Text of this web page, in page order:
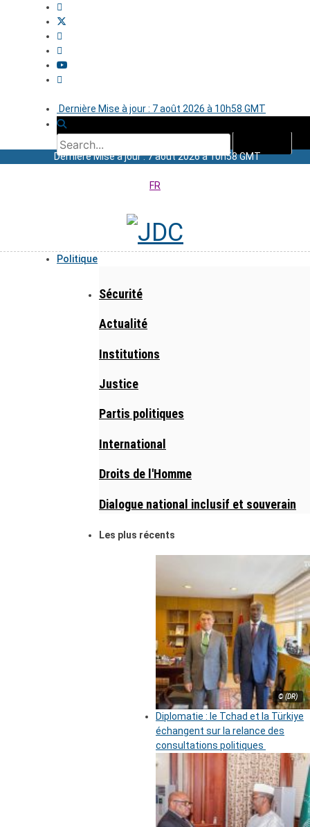
Dernière Mise à jour : 7 août 2026 à 10h58 GMT
Dernière Mise à jour : 7 août 2026 à 10h58 GMT
FR
Politique
Sécurité
Actualité
Institutions
Justice
Partis politiques
International
Droits de l'Homme
Dialogue national inclusif et souverain
Les plus récents
© (DR)
Diplomatie : le Tchad et la Türkiye
échangent sur la relance des
consultations politiques